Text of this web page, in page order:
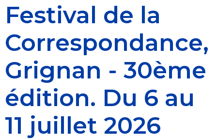
Festival de la
Correspondance,
Grignan - 30ème
édition. Du 6 au
11 juillet 2026